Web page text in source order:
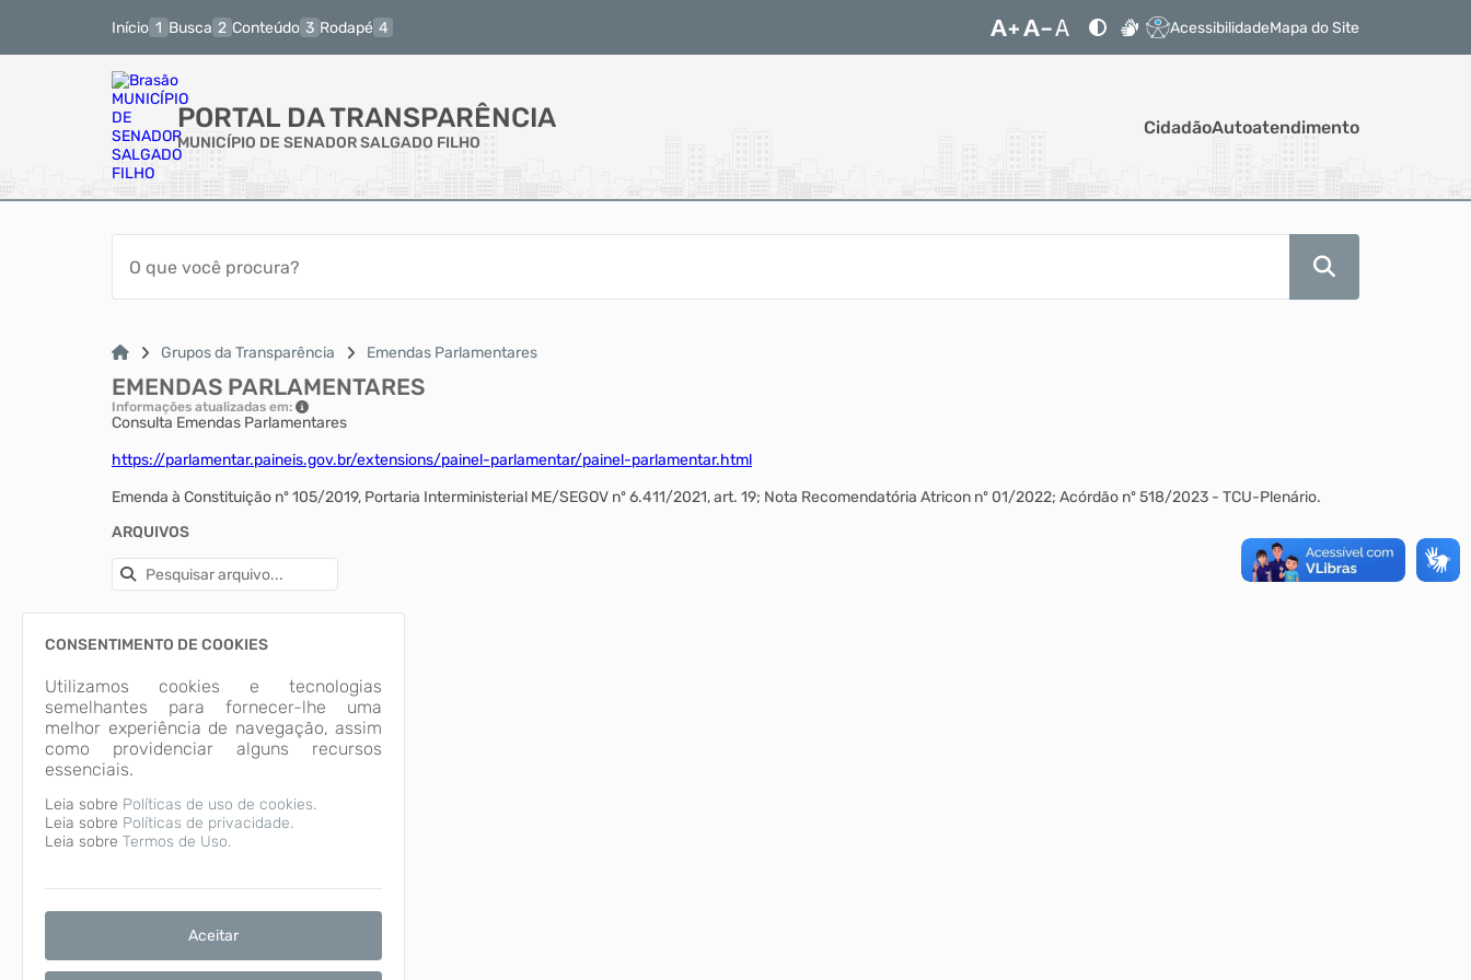
Início Busca Conteúdo Rodapé AcessibilidadeMapa do Site
PORTAL DA TRANSPARÊNCIA
MUNICÍPIO DE SENADOR SALGADO FILHO
CidadãoAutoatendimento
Grupos da Transparência Emendas Parlamentares
EMENDAS PARLAMENTARES
Informações atualizadas em:
Consulta Emendas Parlamentares
https://parlamentar.paineis.gov.br/extensions/painel-parlamentar/painel-parlamentar.html
Emenda à Constituição nº 105/2019, Portaria Interministerial ME/SEGOV nº 6.411/2021, art. 19; Nota Recomendatória Atricon nº 01/2022; Acórdão nº 518/2023 - TCU-Plenário.
ARQUIVOS
CONSENTIMENTO DE COOKIES
Utilizamos cookies e tecnologias
semelhantes para fornecer-lhe uma
melhor experiência de navegação, assim
como providenciar alguns recursos
essenciais.
Leia sobre Políticas de uso de cookies.
Leia sobre Políticas de privacidade.
Leia sobre Termos de Uso.
Aceitar